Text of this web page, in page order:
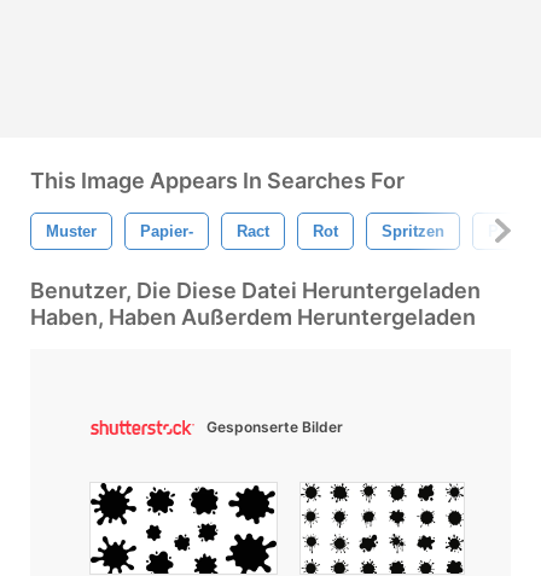
This Image Appears In Searches For
Muster Papier- Ract Rot Spritzen Pinsel
Benutzer, Die Diese Datei Heruntergeladen
Haben, Haben Außerdem Heruntergeladen
Gesponserte Bilder